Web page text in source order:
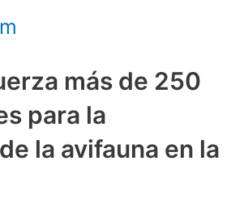
más de 250
para la
la avifauna en la